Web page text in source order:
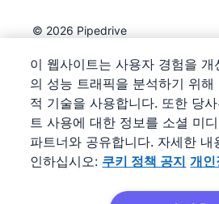
© 2026 Pipedrive
Pipedrive
개인정보 보호 공지
사이트 맵
쿠키 정책 공지
쿠키 기본 설정
Pipedrive는 웹 기반 영업 CRM입니
이 웹사이트는 사용자 경험을 개
의 성능 트래픽을 분석하기 위
적 기술을 사용합니다. 또한 당
트 사용에 대한 정보를 소셜 미
파트너와 공유합니다. 자세한 내
인하십시오: 쿠키 정책 공지 개인